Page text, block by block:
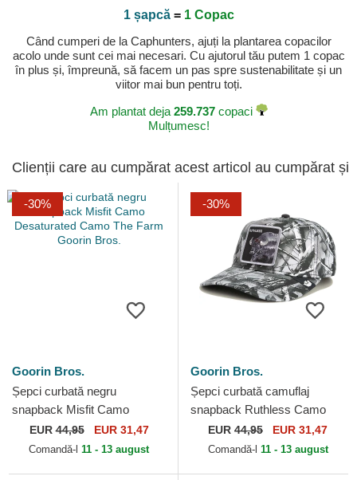
1 șapcă= 1 Copac
Când cumperi de la Caphunters, ajuți la plantarea copacilor
acolo unde sunt cei mai necesari. Cu ajutorul tău putem 1 copac
în plus și, împreună, să facem un pas spre sustenabilitate și un
viitor mai bun pentru toți.
Am plantat deja 259.737copaci
Mulțumesc!
Clienții care au cumpărat acest articol au cumpărat și
-30%
Goorin Bros.
Șepci curbată negru
snapback Misfit Camo
Desaturated Camo The Farm
Goorin Bros.
EUR44,95 EUR 31,47
Comandă-l 11 - 13 august
-30%
Goorin Bros.
Șepci curbată camuflaj
snapback Ruthless Camo
Desaturated Camo The Farm
Goorin Bros.
EUR 44,95 EUR 31,47
Comandă-l 11 - 13 august